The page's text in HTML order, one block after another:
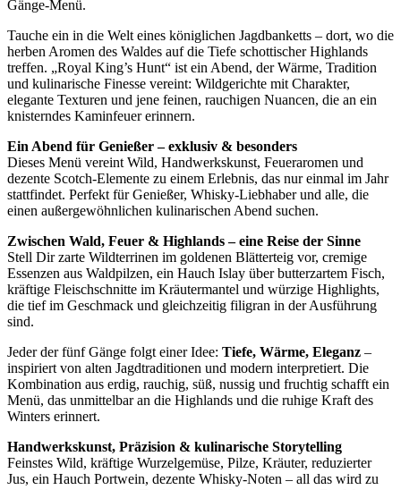
Gänge-Menü.
Tauche ein in die Welt eines königlichen Jagdbanketts – dort, wo die
herben Aromen des Waldes auf die Tiefe schottischer Highlands
treffen. „Royal King’s Hunt“ ist ein Abend, der Wärme, Tradition
und kulinarische Finesse vereint: Wildgerichte mit Charakter,
elegante Texturen und jene feinen, rauchigen Nuancen, die an ein
knisterndes Kaminfeuer erinnern.
Ein Abend für Genießer – exklusiv & besonders
Dieses Menü vereint Wild, Handwerkskunst, Feueraromen und
dezente Scotch-Elemente zu einem Erlebnis, das nur einmal im Jahr
stattfindet. Perfekt für Genießer, Whisky-Liebhaber und alle, die
einen außergewöhnlichen kulinarischen Abend suchen.
Zwischen Wald, Feuer & Highlands – eine Reise der Sinne
Stell Dir zarte Wildterrinen im goldenen Blätterteig vor, cremige
Essenzen aus Waldpilzen, ein Hauch Islay über butterzartem Fisch,
kräftige Fleischschnitte im Kräutermantel und würzige Highlights,
die tief im Geschmack und gleichzeitig filigran in der Ausführung
sind.
Jeder der fünf Gänge folgt einer Idee: Tiefe, Wärme, Eleganz –
inspiriert von alten Jagdtraditionen und modern interpretiert. Die
Kombination aus erdig, rauchig, süß, nussig und fruchtig schafft ein
Menü, das unmittelbar an die Highlands und die ruhige Kraft des
Winters erinnert.
Handwerkskunst, Präzision & kulinarische Storytelling
Feinstes Wild, kräftige Wurzelgemüse, Pilze, Kräuter, reduzierter
Jus, ein Hauch Portwein, dezente Whisky-Noten – all das wird zu